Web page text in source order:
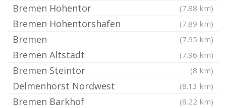
Bremen Hohentor (7.88 km)
Bremen Hohentorshafen (7.89 km)
Bremen (7.95 km)
Bremen Altstadt (7.96 km)
Bremen Steintor (8 km)
Delmenhorst Nordwest (8.13 km)
Bremen Barkhof (8.22 km)